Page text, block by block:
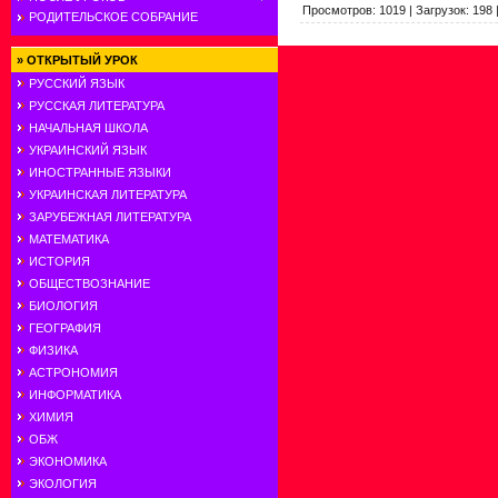
РОДИТЕЛЬСКОЕ СОБРАНИЕ
» ОТКРЫТЫЙ УРОК
РУССКИЙ ЯЗЫК
РУССКАЯ ЛИТЕРАТУРА
НАЧАЛЬНАЯ ШКОЛА
УКРАИНСКИЙ ЯЗЫК
ИНОСТРАННЫЕ ЯЗЫКИ
УКРАИНСКАЯ ЛИТЕРАТУРА
ЗАРУБЕЖНАЯ ЛИТЕРАТУРА
МАТЕМАТИКА
ИСТОРИЯ
ОБЩЕСТВОЗНАНИЕ
БИОЛОГИЯ
ГЕОГРАФИЯ
ФИЗИКА
АСТРОНОМИЯ
ИНФОРМАТИКА
ХИМИЯ
ОБЖ
ЭКОНОМИКА
ЭКОЛОГИЯ
Просмотров: 1019 | Загрузок: 198 |